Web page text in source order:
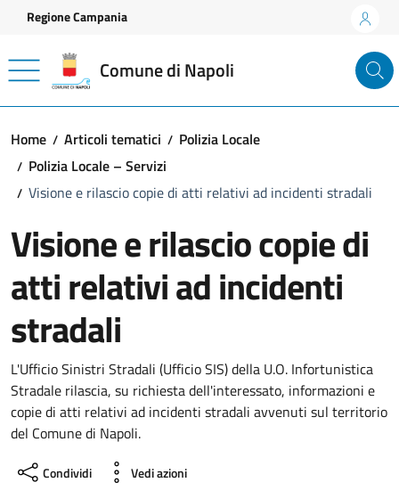
Vai ai contenuti
Vai al footer
Regione Campania
Comune di Napoli
Home Articoli tematici
Polizia Locale
Polizia Locale – Servizi
Visione e rilascio copie di atti relativi ad incidenti stradali
Visione e rilascio copie di
atti relativi ad incidenti
stradali
L'Ufficio Sinistri Stradali (Ufficio SIS) della U.O. Infortunistica
Stradale rilascia, su richiesta dell'interessato, informazioni e
copie di atti relativi ad incidenti stradali avvenuti sul territorio
del Comune di Napoli.
Condividi Vedi azioni